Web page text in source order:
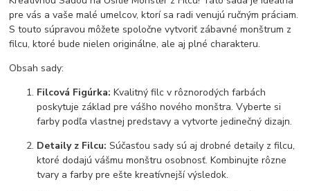
pre vás a vaše malé umelcov, ktorí sa radi venujú ručným práciam.
S touto súpravou môžete spoločne vytvoriť zábavné monštrum z
filcu, ktoré bude nielen originálne, ale aj plné charakteru.
Obsah sady:
Filcová Figúrka: Kvalitný filc v rôznorodých farbách
poskytuje základ pre vášho nového monštra. Vyberte si
farby podľa vlastnej predstavy a vytvorte jedinečný dizajn.
Detaily z Filcu: Súčasťou sady sú aj drobné detaily z filcu,
ktoré dodajú vášmu monštru osobnosť. Kombinujte rôzne
tvary a farby pre ešte kreatívnejší výsledok.